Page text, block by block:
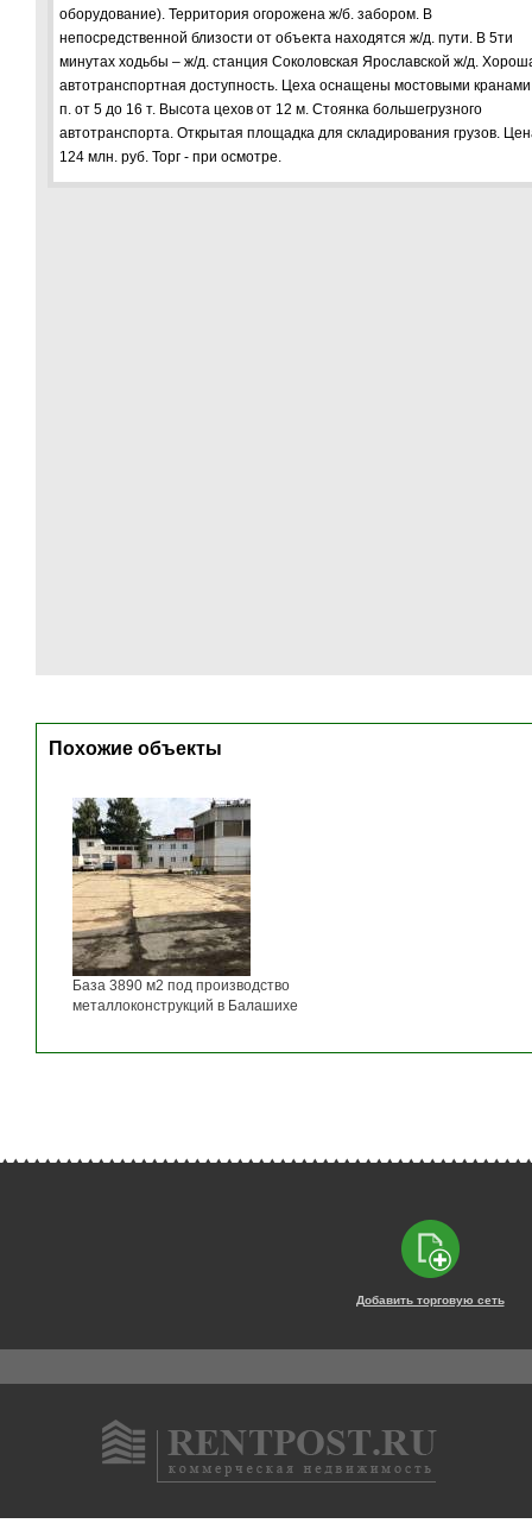
оборудование). Территория огорожена ж/б. забором. В
непосредственной близости от объекта находятся ж/д. пути. В 5ти
минутах ходьбы – ж/д. станция Соколовская Ярославской ж/д.
автотранспортная доступность. Цеха оснащены мостовыми кранами
п. от 5 до 16 т. Высота цехов от 12 м. Стоянка большегрузного
автотранспорта. Открытая площадка для складирования грузов.
124 млн. руб. Торг - при осмотре.
Похожие объекты
База 3890 м2 под производство
металлоконструкций в Балашихе
Добавить торговую сеть